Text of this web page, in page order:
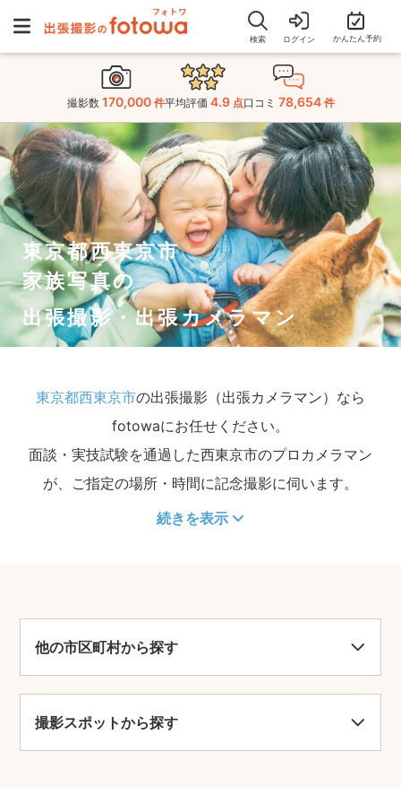
検索 ログイン かんたん予約
撮影数 170,000 件平均評価 4.9 点口コミ 78,654 件
東京都西東京市
家族写真の
出張撮影・出張カメラマン
東京都西東京市の出張撮影（出張カメラマン）なら
fotowaにお任せください。
面談・実技試験を通過した西東京市のプロカメラマン
が、ご指定の場所・時間に記念撮影に伺います。
続きを表示
他の市区町村から探す
撮影スポットから探す